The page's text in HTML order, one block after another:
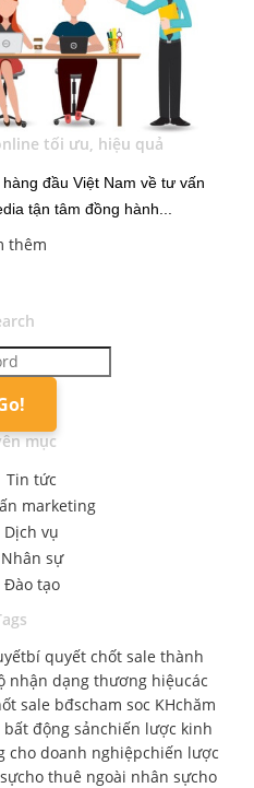
tối ưu, hiệu quả
đầu Việt Nam về tư vấn
tận tâm đồng hành...
thêm
mục
Tin tức
marketing
Dịch vụ
Nhân sự
Đào tạo
bí quyết chốt sale thành
nhận dạng thương hiệucác
sale bđscham soc KHchăm
động sảnchiến lược kinh
cho doanh nghiệpchiến lược
cho thuê ngoài nhân sựcho